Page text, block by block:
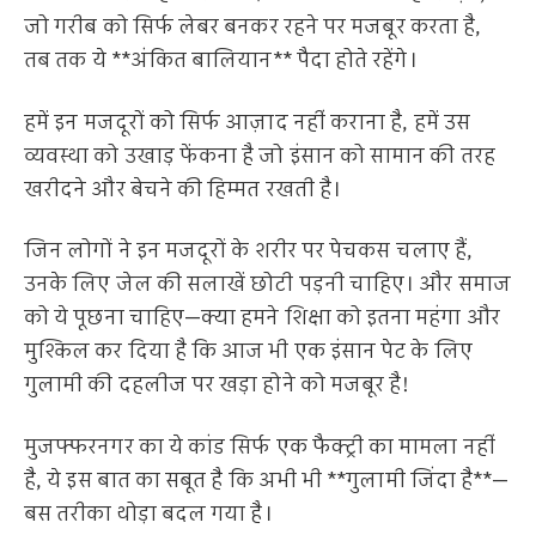
जो गरीब को सिर्फ लेबर बनकर रहने पर मजबूर करता है,
तब तक ये **अंकित बालियान** पैदा होते रहेंगे।
हमें इन मजदूरों को सिर्फ आज़ाद नहीं कराना है, हमें उस
व्यवस्था को उखाड़ फेंकना है जो इंसान को सामान की तरह
खरीदने और बेचने की हिम्मत रखती है।
जिन लोगों ने इन मजदूरों के शरीर पर पेचकस चलाए हैं,
उनके लिए जेल की सलाखें छोटी पड़नी चाहिए। और समाज
को ये पूछना चाहिए—क्या हमने शिक्षा को इतना महंगा और
मुश्किल कर दिया है कि आज भी एक इंसान पेट के लिए
गुलामी की दहलीज पर खड़ा होने को मजबूर है!
मुजफ्फरनगर का ये कांड सिर्फ एक फैक्ट्री का मामला नहीं
है, ये इस बात का सबूत है कि अभी भी **गुलामी जिंदा है**—
बस तरीका थोड़ा बदल गया है।